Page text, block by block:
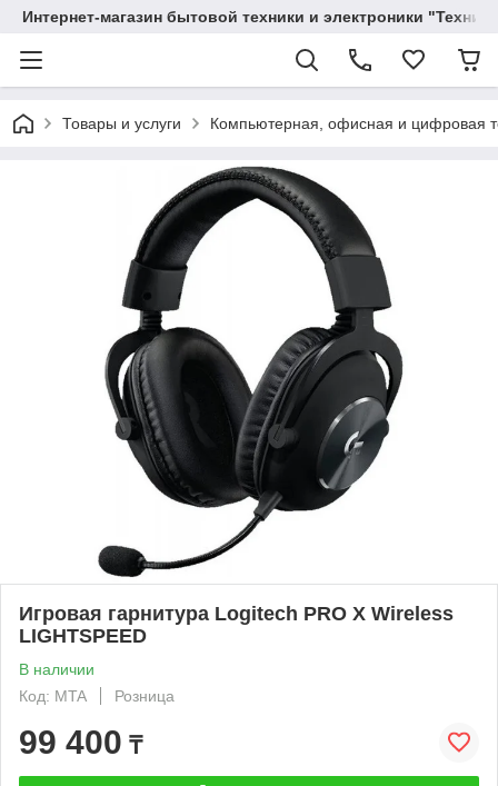
Интернет-магазин бытовой техники и электроники
Товары и услуги Компьютерная, офисная и цифровая
Игровая гарнитура Logitech PRO X Wireless
LIGHTSPEED
В наличии
Код: MTA
Розница
99 400 ₸